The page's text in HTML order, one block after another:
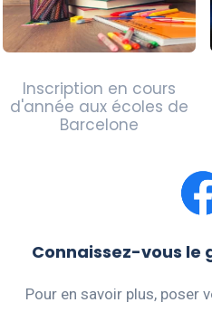
Inscription en cours
d'année aux écoles de
Barcelone
Connaissez-vous le
Pour en savoir plus, poser